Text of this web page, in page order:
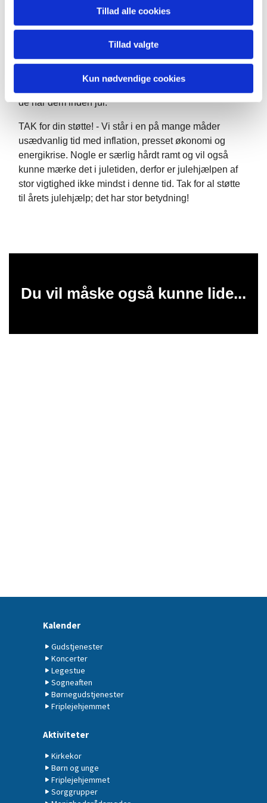
Tillad alle cookies
Tillad valgte
Kun nødvendige cookies
sammen med hjertet, du tog fra træet
hverdage mellem kl. 8 og 16. Senest frist for aflevering
er tirsdag d. 20. december kl. 18.00.
de har dem inden jul.
TAK for din støtte! - Vi står i en på mange måder
usædvanlig tid med inflation, presset økonomi og
energikrise. Nogle er særlig hårdt ramt og vil også
kunne mærke det i juletiden, derfor er julehjælpen af
stor vigtighed ikke mindst i denne tid. Tak for al støtte
til årets julehjælp; det har stor betydning!
Du vil måske også kunne lide...
Kalender
Gudstjenester
Koncerter
Legestue
Sogneaften
Børnegudstjenester
Friplejehjemmet
Aktiviteter
Kirkekor
Børn og unge
Friplejehjemmet
Sorggrupper